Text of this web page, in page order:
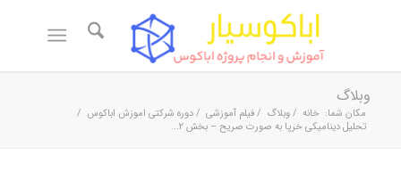
وبلاگ
مکان شما: خانه / وبلاگ / فیلم آموزشی / دوره شرکتی اموزش اباکوس /
تحلیل دینامیکی خرپا به صورت صریح – بخش 2...